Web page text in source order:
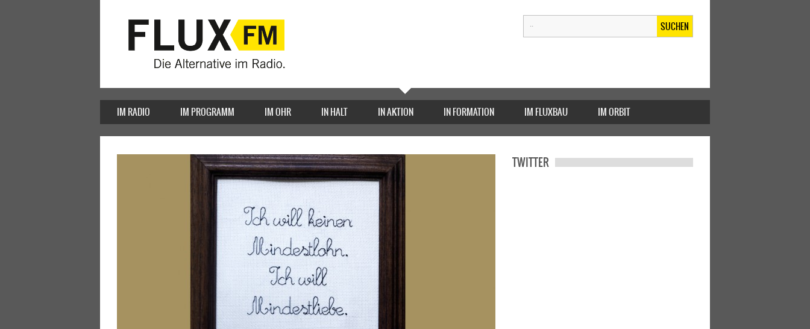
SUCHEN
IM RADIO IM PROGRAMM IM OHR IN HALT IN AKTION IN FORMATION IM FLUXBAU IM ORBIT
TWITTER